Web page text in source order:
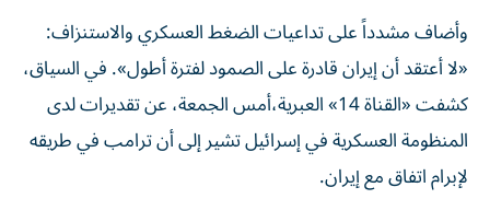
وأضاف مشدداً على تداعيات الضغط العسكري والاستنزاف:
«لا أعتقد أن إيران قادرة على الصمود لفترة أطول». في السياق،
كشفت «القناة 14» العبرية،أمس الجمعة، عن تقديرات لدى
المنظومة العسكرية في إسرائيل تشير إلى أن ترامب في طريقه
لإبرام اتفاق مع إيران.